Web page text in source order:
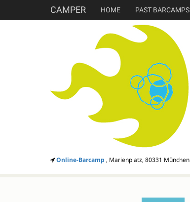
CAMPER HOME PAST BARCAMPS
Online-Barcamp , Marienplatz, 80331 München